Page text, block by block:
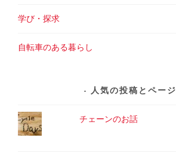
学び・探求
自転車のある暮らし
人気の投稿とページ
チェーンのお話